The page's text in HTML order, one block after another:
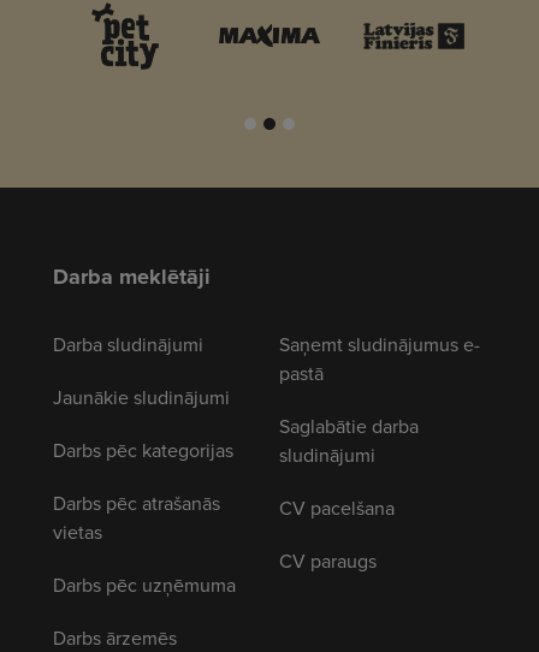
Darba meklētāji
Darba sludinājumi
Jaunākie sludinājumi
Darbs pēc kategorijas
Darbs pēc atrašanās
vietas
Darbs pēc uzņēmuma
Darbs ārzemēs
Saņemt sludinājumus e-
pastā
Saglabātie darba
sludinājumi
CV pacelšana
CV paraugs